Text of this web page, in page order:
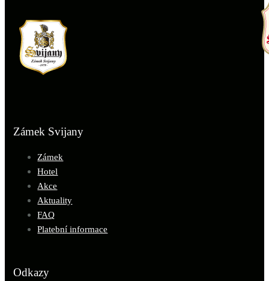
Zámek Svijany
Zámek
Hotel
Akce
Aktuality
FAQ
Platební informace
Odkazy